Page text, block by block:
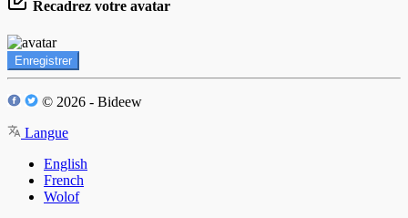
Recadrez votre avatar
Enregistrer
© 2026 - Bideew
Langue
English
French
Wolof